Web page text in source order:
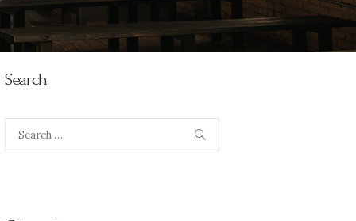
Search
Search
for: